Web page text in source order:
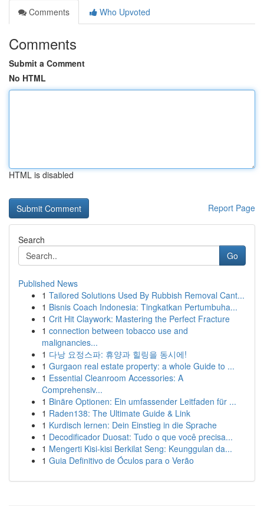
Comments
Who Upvoted
Comments
Submit a Comment
No HTML
HTML is disabled
Report Page
Search
Go
Published News
1 Tailored Solutions Used By Rubbish Removal Cant...
1 Bisnis Coach Indonesia: Tingkatkan Pertumbuha...
1 Crit Hit Claywork: Mastering the Perfect Fracture
1 connection between tobacco use and
malignancies...
1 다낭 요정스파: 휴양과 힐링을 동시에!
1 Gurgaon real estate property: a whole Guide to ...
1 Essential Cleanroom Accessories: A
Comprehensiv...
1 Binäre Optionen: Ein umfassender Leitfaden für ...
1 Raden138: The Ultimate Guide & Link
1 Kurdisch lernen: Dein Einstieg in die Sprache
1 Decodificador Duosat: Tudo o que você precisa...
1 Mengerti Kisi-kisi Berkilat Seng: Keunggulan da...
1 Guia Definitivo de Óculos para o Verão